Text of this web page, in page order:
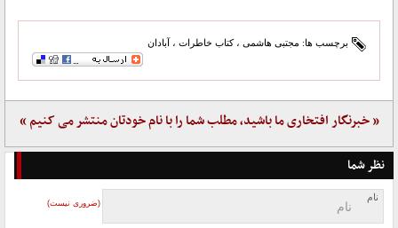
برچسب ها: مجتبی هاشمی ،کتاب خاطرات ، آبادان
« خبرنگار افتخاری ما باشید، مطلب شما را با نام خودتان منتشر می کنیم »
نظر شما
نام
(ضروری نیست)